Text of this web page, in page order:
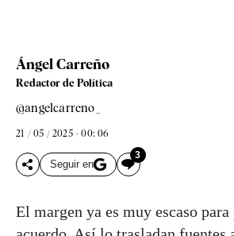
Ángel Carreño
Redactor de Política
@angelcarreno_
21 / 05 / 2025 - 00: 06
Seguir en
3
El margen ya es muy escaso